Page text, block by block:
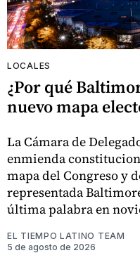
LOCALES
¿Por qué
nuevo mapa
La Cámara de
enmienda
mapa del Congreso y
representada
última palabra en
EL TIEMPO LATINO TEAM
5 de agosto de 2026